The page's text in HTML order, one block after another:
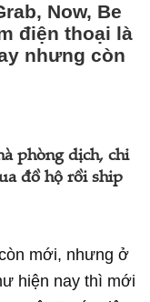
Now, Be
điện thoại là
nhưng còn
phòng dịch, chỉ
đồ hộ rồi ship
mới, nhưng ở
hiện nay thì mới